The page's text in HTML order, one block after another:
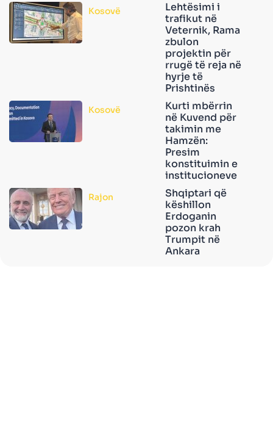
Kosovë
Lehtësimi i
trafikut në
Veternik, Rama
zbulon
projektin për
rrugë të reja në
hyrje të
Prishtinës
Kosovë
Kurti mbërrin
në Kuvend për
takimin me
Hamzën:
Presim
konstituimin e
institucioneve
Rajon
Shqiptari që
këshillon
Erdoganin
pozon krah
Trumpit në
Ankara